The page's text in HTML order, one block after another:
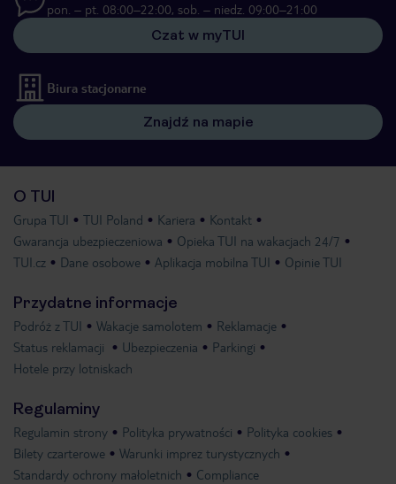
pon. – pt. 08:00–22:00, sob. – niedz. 09:00–21:00
Czat w myTUI
Biura stacjonarne
Znajdź na mapie
O TUI
Grupa TUI TUI Poland Kariera
Kontakt
Gwarancja ubezpieczeniowa
Opieka TUI na wakacjach 24/7
TUI.cz
Dane osobowe Aplikacja mobilna TUI Opinie TUI
Przydatne informacje
Podróż z TUI Wakacje samolotem
Reklamacje
Status reklamacji
Ubezpieczenia
Parkingi
Hotele przy lotniskach
Regulaminy
Regulamin strony Polityka prywatności
Polityka cookies
Bilety czarterowe
Warunki imprez turystycznych
Standardy ochrony małoletnich
Compliance